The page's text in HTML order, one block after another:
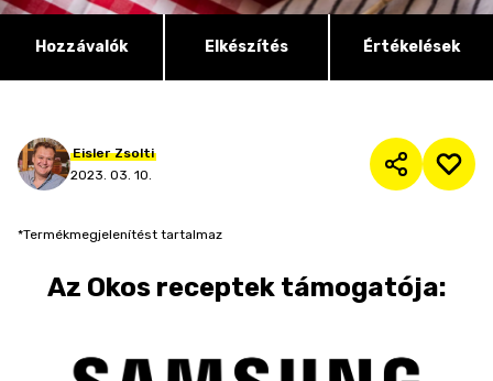
Hozzávalók Elkészítés Értékelések
Eisler Zsolti
2023. 03. 10.
*Termékmegjelenítést tartalmaz
Az Okos receptektámogatója: